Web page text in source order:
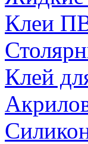
Клеи
Клей